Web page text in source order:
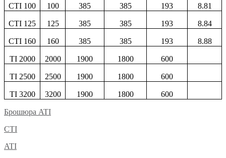
CTI 100 100 385 385 193 8.81
CTI 125 125 385 385 193 8.84
CTI 160 160 385 385 193 8.88
TI 2000 2000 1900 1800 600
TI 2500 2500 1900 1800 600
TI 3200 3200 1900 1800 600
Брошюра ATI
CTI
ATI